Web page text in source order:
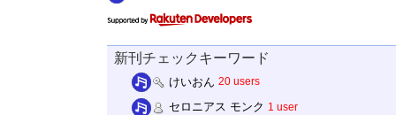
新刊チェックキーワード
けいおん 20 users
セロニアス モンク 1 user